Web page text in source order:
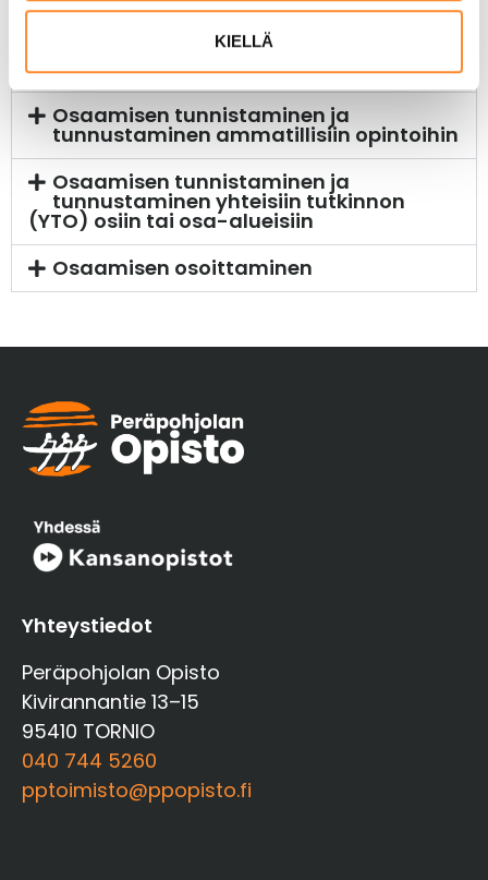
KIELLÄ
osaamisen tunnustaminen on mahdollista
hyväksyä sisällytettäväksi opintoihisi.
Osaamisen tunnistaminen ja
tunnustaminen ammatillisiin opintoihin
Osaamisen tunnistaminen ja
tunnustaminen yhteisiin tutkinnon
(YTO) osiin tai osa-alueisiin
Osaamisen osoittaminen
Yhteystiedot
Peräpohjolan Opisto
Kivirannantie 13–15
95410 TORNIO
040 744 5260
pptoimisto@ppopisto.fi